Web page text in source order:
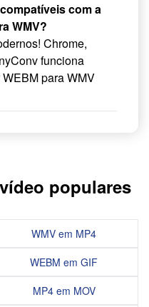
com a
WMV?
Chrome,
funciona
para WMV
populares
WMV em MP4
WEBM em GIF
MP4 em MOV